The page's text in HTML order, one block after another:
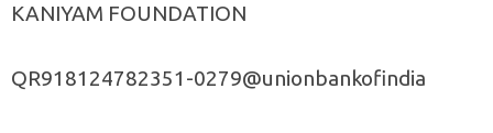
KANIYAM FOUNDATION
QR918124782351-0279@unionbankofindia